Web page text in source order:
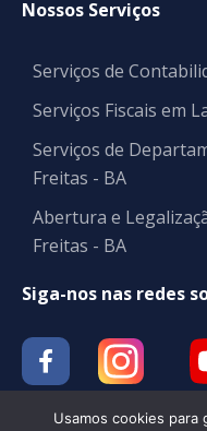
Nossos Serviços
Serviços de
Serviços Fiscais em
Serviços de
Freitas - BA
Abertura e
Freitas - BA
Siga-nos nas redes
Usamos cookies